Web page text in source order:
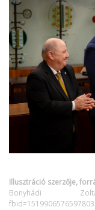
Illusztráció szerzője,
Bonyhádi